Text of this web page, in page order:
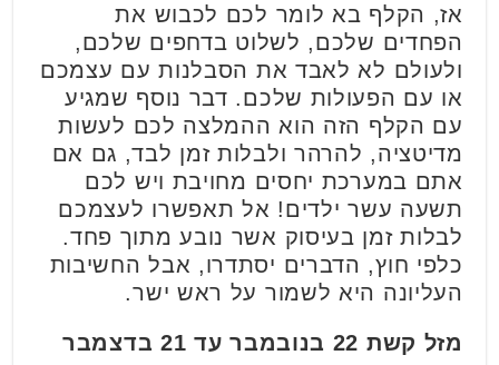
אז, הקלף בא לומר לכם לכבוש את
הפחדים שלכם, לשלוט בדחפים שלכם,
ולעולם לא לאבד את הסבלנות עם עצמכם
או עם הפעולות שלכם. דבר נוסף שמגיע
עם הקלף הזה הוא ההמלצה לכם לעשות
מדיטציה, להרהר ולבלות זמן לבד, גם אם
אתם במערכת יחסים מחויבת ויש לכם
תשעה עשר ילדים! אל תאפשרו לעצמכם
לבלות זמן בעיסוק אשר נובע מתוך פחד.
כלפי חוץ, הדברים יסתדרו, אבל החשיבות
העליונה היא לשמור על ראש ישר.
מזל קשת 22 בנובמבר עד 21 בדצמבר